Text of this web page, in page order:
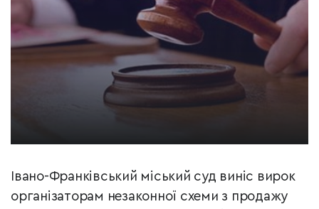
Івано-Франківський міський суд виніс вирок
організаторам незаконної схеми з продажу